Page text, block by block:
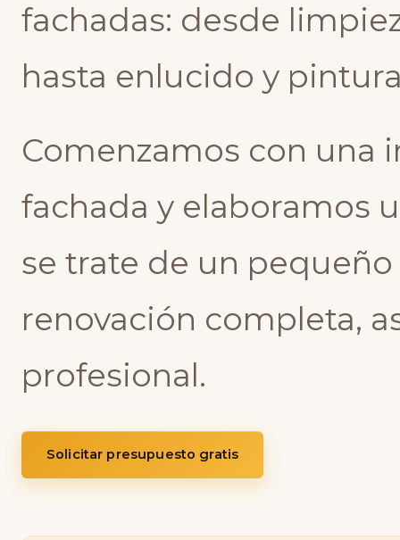
fachadas: desde
hasta enlucido y
Comenzamos con una
fachada y elaboramos
se trate de un
renovación completa,
profesional.
Solicitar presupuesto gratis